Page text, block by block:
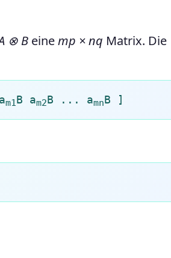
⊗ B einemp × nq Matrix. Die
m1B am2B ... amnB ]